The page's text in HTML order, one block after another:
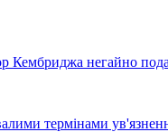
негайно подав
термінами